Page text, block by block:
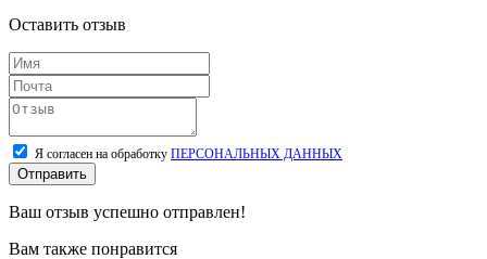
Оставить отзыв
Я согласен на обработку ПЕРСОНАЛЬНЫХ ДАННЫХ
Отправить
Ваш отзыв успешно отправлен!
Вам также понравится